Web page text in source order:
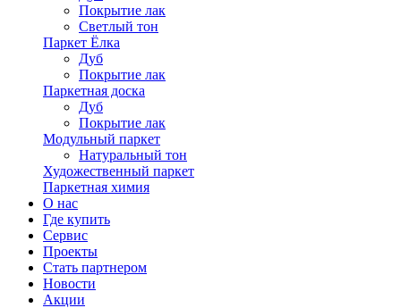
Покрытие лак
Светлый тон
Паркет Ёлка
Дуб
Покрытие лак
Паркетная доска
Дуб
Покрытие лак
Модульный паркет
Натуральный тон
Художественный паркет
Паркетная химия
О нас
Где купить
Сервис
Проекты
Стать партнером
Новости
Акции